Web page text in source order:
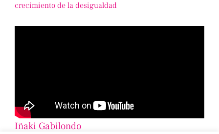
crecimiento de la desigualdad
Iñaki Gabilondo